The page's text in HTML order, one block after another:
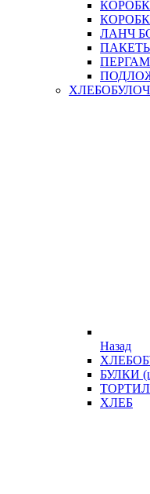
ЛАНЧ
Назад
БУЛКИ
ХЛЕБ